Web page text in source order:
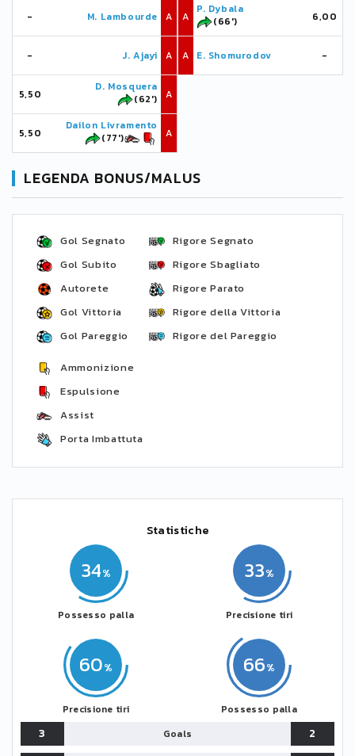
- M. Lambourde A
- J. Ajayi A
5,50
D. Mosquera
(62')
A
5,50
Dailon Livramento
(77')
A
A
P. Dybala
(66')
6,00
A E. Shomurodov -
LEGENDA BONUS/MALUS
Gol Segnato
Gol Subito
Autorete
Gol Vittoria
Gol Pareggio
Rigore Segnato
Rigore Sbagliato
Rigore Parato
Rigore della Vittoria
Rigore del Pareggio
Ammonizione
Espulsione
Assist
Porta Imbattuta
Statistiche
34
Possesso palla
60
Precisione tiri
66
Possesso palla
33
Precisione tiri
3 Goals 2